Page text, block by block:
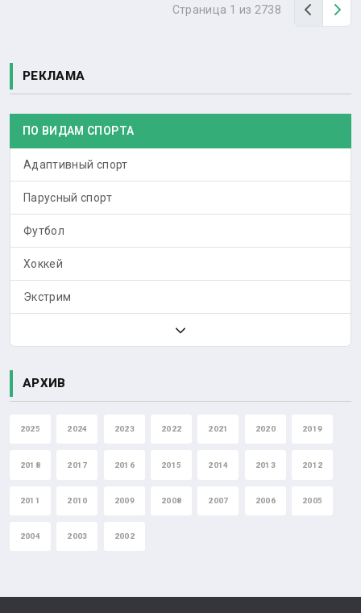
Страница 1 из 2738 Назад
РЕКЛАМА
ПО ВИДАМ СПОРТА
Адаптивный спорт
Парусный спорт
Футбол
Хоккей
Экстрим
АРХИВ
2025 2024 2023 2022 2021 2020 2019
2018 2017 2016 2015 2014 2013 2012
2011 2010 2009 2008 2007 2006 2005
2004 2003 2002